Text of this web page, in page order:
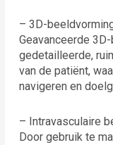
– 3D-
Geavanceerde
gedetailleerde,
van de patiënt,
navigeren en
– Intravasculaire
Door gebruik te